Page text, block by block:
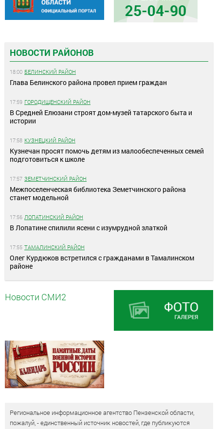
НОВОСТИ РАЙОНОВ
18:00 БЕЛИНСКИЙ РАЙОН
Глава Белинского района провел прием граждан
17:59 ГОРОДИЩЕНСКИЙ РАЙОН
В Средней Елюзани строят дом-музей татарского быта и
истории
17:58 КУЗНЕЦКИЙ РАЙОН
Кузнечан просят помочь детям из малообеспеченных семей
подготовиться к школе
17:57 ЗЕМЕТЧИНСКИЙ РАЙОН
Межпоселенческая библиотека Земетчинского района
станет модельной
17:56 ЛОПАТИНСКИЙ РАЙОН
В Лопатине спилили ясени с изумрудной златкой
17:55 ТАМАЛИНСКИЙ РАЙОН
Олег Курдюков встретился с гражданами в Тамалинском
районе
Новости СМИ2
Региональное информационное агентство Пензенской области,
пожалуй, - единственный источник новостей, где публикуются